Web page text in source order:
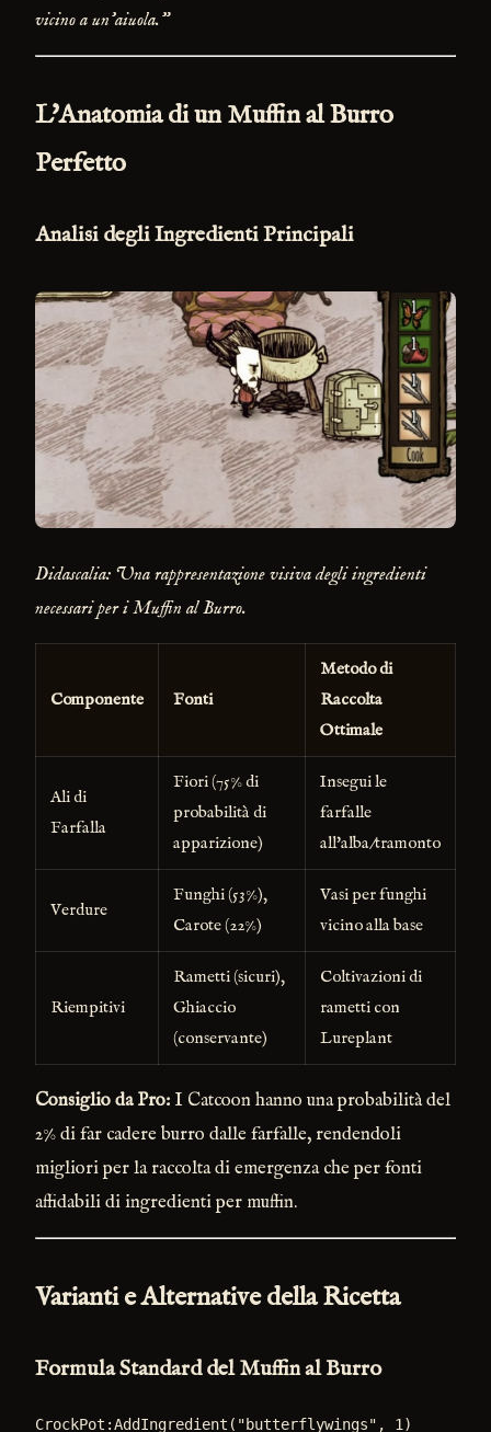
vicino a un'aiuola."
L'Anatomia di un Muffin al Burro
Perfetto
Analisi degli Ingredienti Principali
Didascalia: Una rappresentazione visiva degli ingredienti
necessari per i Muffin al Burro.
Componente Fonti
Metodo di
Raccolta
Ottimale
Ali di
Farfalla
Fiori (75% di
probabilità di
apparizione)
Insegui le
farfalle
all'alba/tramonto
Verdure
Funghi (53%),
Carote (22%)
Vasi per funghi
vicino alla base
Riempitivi
Rametti (sicuri),
Ghiaccio
(conservante)
Coltivazioni di
rametti con
Lureplant
Consiglio da Pro: I Catcoon hanno una probabilità del
2% di far cadere burro dalle farfalle, rendendoli
migliori per la raccolta di emergenza che per fonti
affidabili di ingredienti per muffin.
Varianti e Alternative della Ricetta
Formula Standard del Muffin al Burro
CrockPot:AddIngredient("butterflywings", 1)